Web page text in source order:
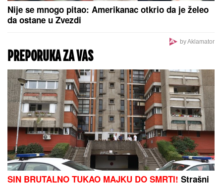
Je l moguće da su ovoliki?! Jedna
kašika ovoga i uštipci će porasti kao
iz vode